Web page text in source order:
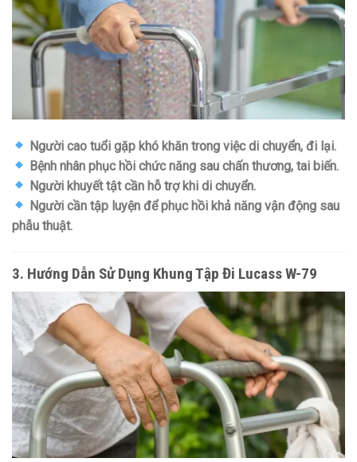
Người cao tuổi gặp khó khăn trong việc di chuyển, đi lại.
Bệnh nhân phục hồi chức năng sau chấn thương, tai biến.
Người khuyết tật cần hỗ trợ khi di chuyển.
Người cần tập luyện để phục hồi khả năng vận động sau
phẫu thuật.
3. Hướng Dẫn Sử Dụng Khung Tập Đi Lucass W-79